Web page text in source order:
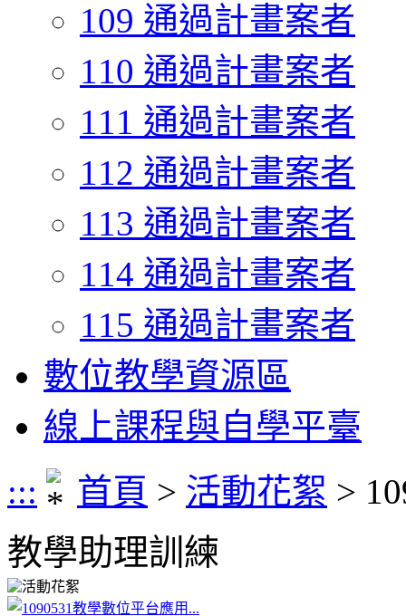
109 通過計畫案者
110 通過計畫案者
111 通過計畫案者
112 通過計畫案者
113 通過計畫案者
114 通過計畫案者
115 通過計畫案者
數位教學資源區
線上課程與自學平臺
:::
首頁 > 活動花絮 >
教學助理訓練
活動花絮